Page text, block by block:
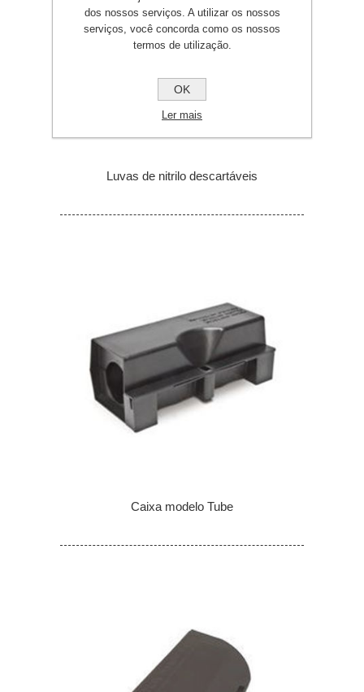
Luvas de nitrilo descartáveis
Caixa modelo Tube
dos nossos serviços. A utilizar os nossos
serviços, você concorda como os nossos
termos de utilização.
OK
Ler mais